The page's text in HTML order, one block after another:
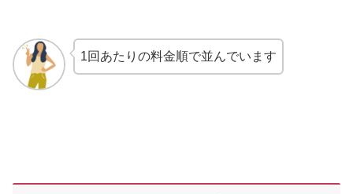
1回あたりの料金順で並んでいます